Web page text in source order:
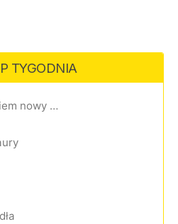
TYGODNIA
Spider-Man. Całkiem nowy dzień